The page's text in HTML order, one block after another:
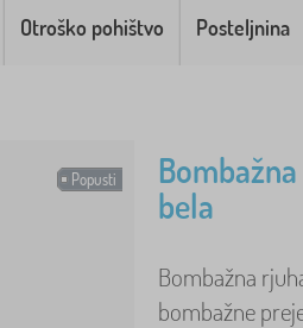
Otroško pohištvo Posteljnina
Popusti
bela
Bombažna
bombažne